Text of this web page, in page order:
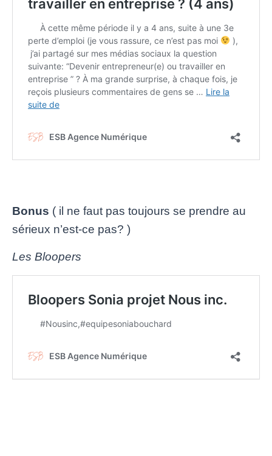
Bonus ( il ne faut pas toujours se prendre au
sérieux n’est-ce pas? )
Les Bloopers